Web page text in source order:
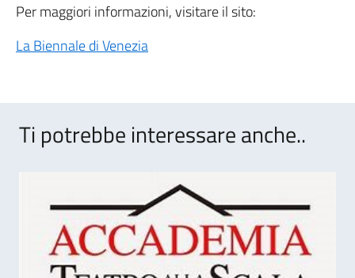
Per maggiori informazioni, visitare il sito:
La Biennale di Venezia
Ti potrebbe interessare anche..